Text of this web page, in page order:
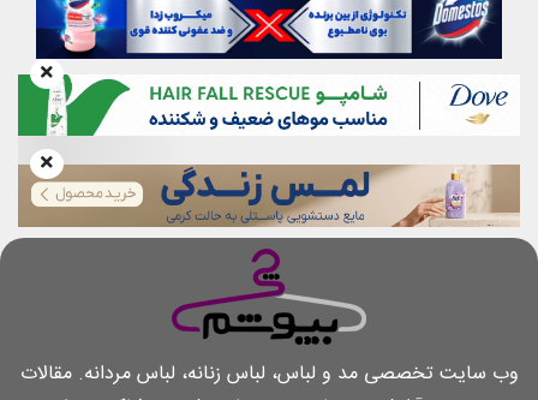
وب سایت تخصصی مد و لباس، لباس زنانه، لباس مردانه. مقالات